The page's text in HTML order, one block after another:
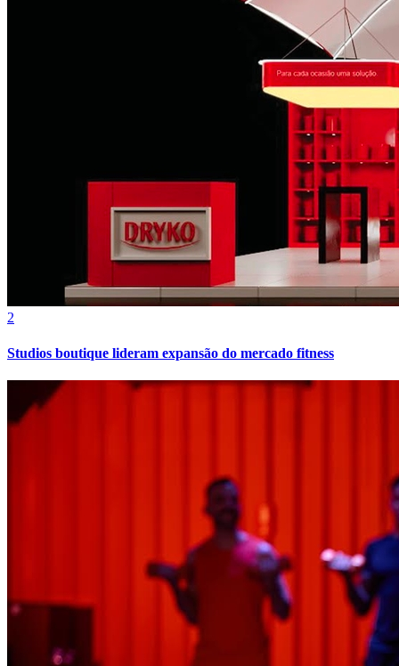
2
Studios boutique lideram expansão do mercado fitness